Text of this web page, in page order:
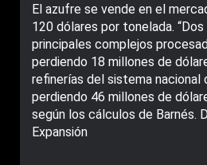
El azufre se vende en el
120 dólares por tonelada.
principales complejos
perdiendo 18 millones de
refinerías del sistema nacional
perdiendo 46 millones de
según los cálculos de Barnés.
Expansión